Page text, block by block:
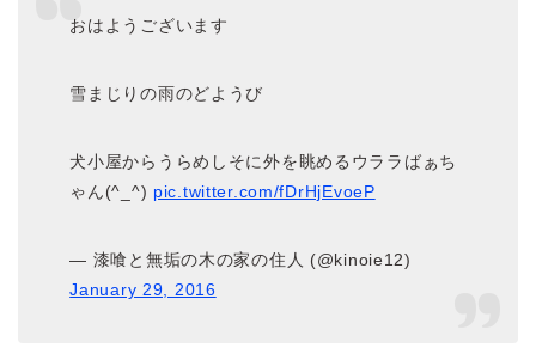
おはようございます
雪まじりの雨のどようび
犬小屋からうらめしそに外を眺めるウララばぁち
ゃん(^_^) pic.twitter.com/fDrHjEvoeP
— 漆喰と無垢の木の家の住人 (@kinoie12)
January 29, 2016